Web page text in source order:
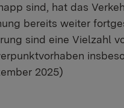
sind, hat das
bereits weiter
sind eine Vielzahl
2025)